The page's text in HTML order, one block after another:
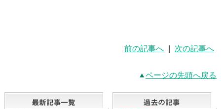
前の記事へ 次の記事へ
ページの先頭へ戻る
最新記事一覧